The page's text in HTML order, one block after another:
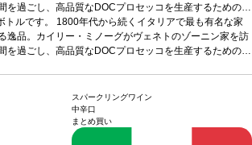
を過ごし、高品質なDOCプロセッコを生産するための完
ことが始まりです。テイスティングノートフレッシュ
などを示す、エレガントなロゼ。鮮やかなテクスチャー
持ち、爽やかな柑橘類を含む後味が続く。ヴィーガン・
トに最適！
合う料理生ハムとメロン、シーフード、チ
どと好相性
葡萄品種
ィンテージが在庫切れの場合、在庫があり価格が同様の
テージに変更されます、ご了承ください。
ルです。
逸品。カイリー・ミノーグがヴェネトのゾーニン家を訪
を過ごし、高品質なDOCプロセッコを生産するための完
持ち、爽やかな柑橘類を含む後味が続く。ヴィーガン・
なくワイン造りでも頭角を表し、アメリカやイギリスで
ロセッコをプロデュース。ボトルにはハートのモチーフ
トに最適！
合う料理
スパークリングワイン
中辛口
まとめ買い